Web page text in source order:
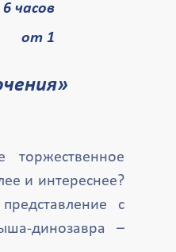
часов
от 1
и интереснее?
с
динозавра –